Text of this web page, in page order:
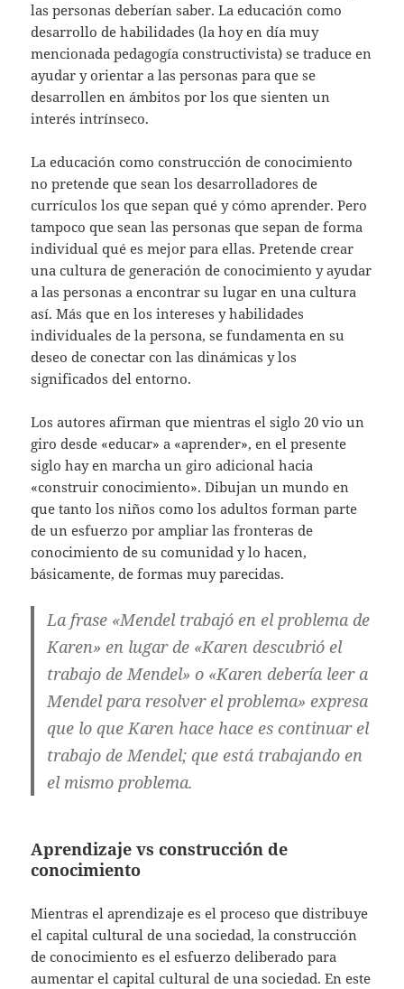
las personas deberían saber. La educación como
desarrollo de habilidades (la hoy en día muy
mencionada pedagogía constructivista) se traduce en
ayudar y orientar a las personas para que se
desarrollen en ámbitos por los que sienten un
interés intrínseco.
La educación como construcción de conocimiento
no pretende que sean los desarrolladores de
currículos los que sepan qué y cómo aprender. Pero
tampoco que sean las personas que sepan de forma
individual qué es mejor para ellas. Pretende crear
una cultura de generación de conocimiento y ayudar
a las personas a encontrar su lugar en una cultura
así. Más que en los intereses y habilidades
individuales de la persona, se fundamenta en su
deseo de conectar con las dinámicas y los
significados del entorno.
Los autores afirman que mientras el siglo 20 vio un
giro desde «educar» a «aprender», en el presente
siglo hay en marcha un giro adicional hacia
«construir conocimiento». Dibujan un mundo en
que tanto los niños como los adultos forman parte
de un esfuerzo por ampliar las fronteras de
conocimiento de su comunidad y lo hacen,
básicamente, de formas muy parecidas.
La frase «Mendel trabajó en el problema de
Karen» en lugar de «Karen descubrió el
trabajo de Mendel» o «Karen debería leer a
Mendel para resolver el problema» expresa
que lo que Karen hace hace es continuar el
trabajo de Mendel; que está trabajando en
el mismo problema.
Aprendizaje vs construcción de
conocimiento
Mientras el aprendizaje es el proceso que distribuye
el capital cultural de una sociedad, la construcción
de conocimiento es el esfuerzo deliberado para
aumentar el capital cultural de una sociedad. En este